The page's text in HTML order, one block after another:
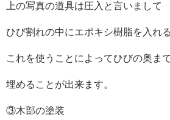
上の写真の道具は圧入と言いまして
ひび割れの中にエポキシ樹脂を入れ
これを使うことによってひびの奥ま
埋めることが出来ます。
③木部の塗装